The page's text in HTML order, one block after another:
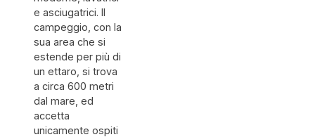
e asciugatrici. Il
campeggio, con la
sua area che si
estende per più di
un ettaro, si trova
a circa 600 metri
dal mare, ed
accetta
unicamente ospiti